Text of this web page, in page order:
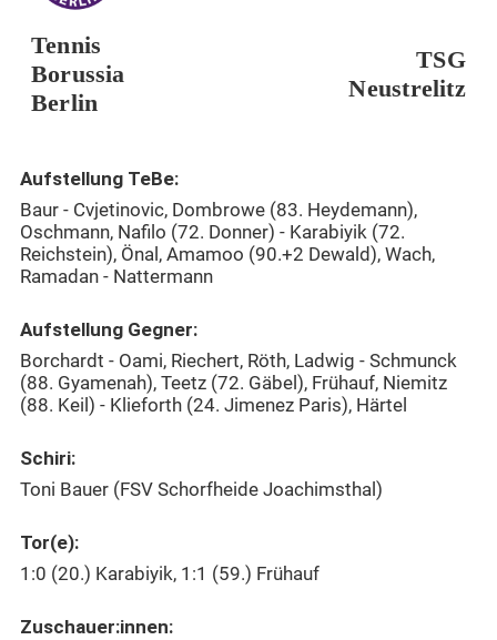
Tennis
Borussia
Berlin
TSG
Neustrelitz
Aufstellung TeBe:
Baur - Cvjetinovic, Dombrowe (83. Heydemann),
Oschmann, Nafilo (72. Donner) - Karabiyik (72.
Reichstein), Önal, Amamoo (90.+2 Dewald), Wach,
Ramadan - Nattermann
Aufstellung Gegner:
Borchardt - Oami, Riechert, Röth, Ladwig - Schmunck
(88. Gyamenah), Teetz (72. Gäbel), Frühauf, Niemitz
(88. Keil) - Klieforth (24. Jimenez Paris), Härtel
Schiri:
Toni Bauer (FSV Schorfheide Joachimsthal)
Tor(e):
1:0 (20.) Karabiyik, 1:1 (59.) Frühauf
Zuschauer:innen: